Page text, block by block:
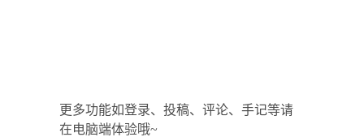
更多功能如登录、投稿、评论、手记等请
在电脑端体验哦~